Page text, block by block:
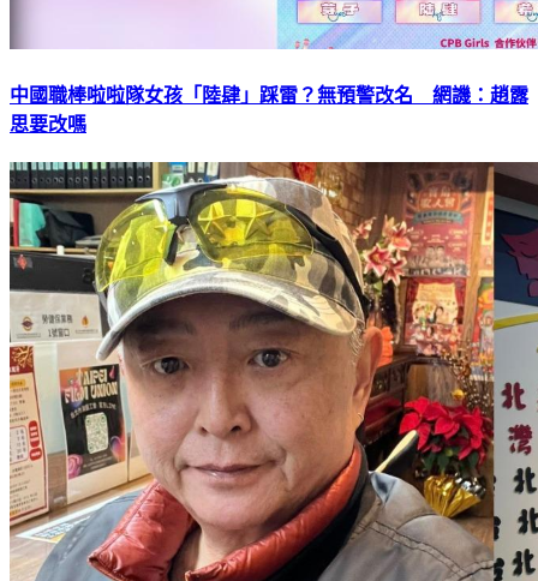
中國職棒啦啦隊女孩「陸肆」踩雷？無預警改名 網譏：趙露
思要改嗎